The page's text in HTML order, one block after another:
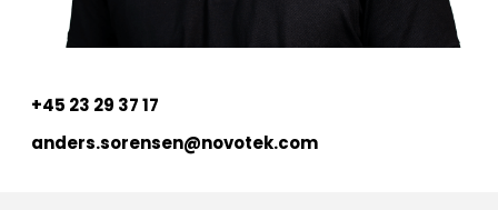
+45 23 29 37 17
anders.sorensen@novotek.com